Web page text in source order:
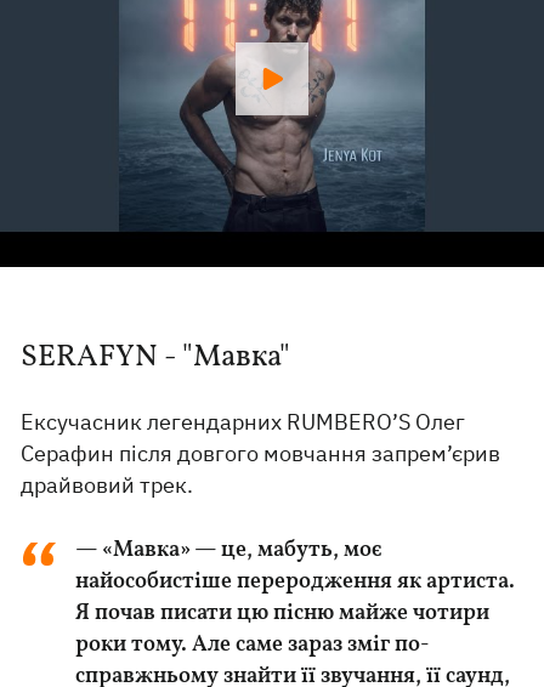
SERAFYN - "Мавка"
Ексучасник легендарних RUMBERO’S Олег
Серафин після довгого мовчання запрем’єрив
драйвовий трек.
— «Мавка» — це, мабуть, моє
найособистіше переродження як артиста.
Я почав писати цю пісню майже чотири
роки тому. Але саме зараз зміг по-
справжньому знайти її звучання, її саунд,